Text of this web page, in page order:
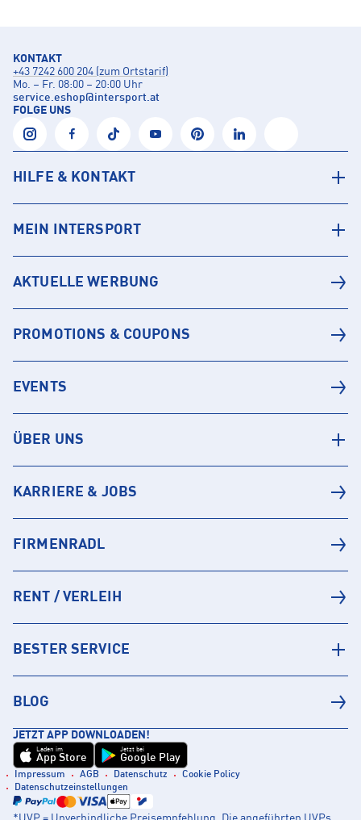
KONTAKT
+43 7242 600 204 (zum Ortstarif)
Mo. – Fr. 08:00 – 20:00 Uhr
service.eshop@intersport.at
FOLGE UNS
HILFE & KONTAKT
MEIN INTERSPORT
AKTUELLE WERBUNG
PROMOTIONS & COUPONS
EVENTS
ÜBER UNS
KARRIERE & JOBS
FIRMENRADL
RENT / VERLEIH
BESTER SERVICE
BLOG
JETZT APP DOWNLOADEN!
Laden im
App Store
Jetzt bei
Google Play
Impressum AGB Datenschutz
Cookie Policy
Datenschutzeinstellungen